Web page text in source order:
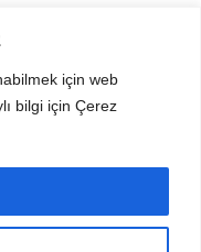
için web
bilgi için Çerez
Android Oyun, Apk
kullanabilirsiniz.